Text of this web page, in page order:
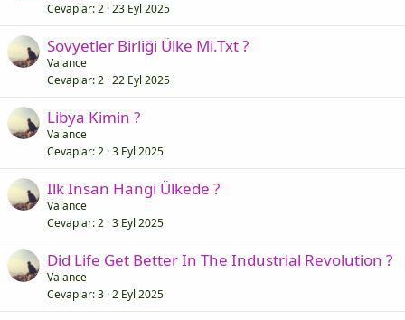
Cevaplar 2 23 Eyl 2025
Sovyetler Birliği Ülke Mi.Txt ?
Valance
Cevaplar 2 22 Eyl 2025
Libya Kimin ?
Valance
Cevaplar 2 3 Eyl 2025
Ilk Insan Hangi Ülkede ?
Valance
Cevaplar 2 3 Eyl 2025
Did Life Get Better In The Industrial Revolution ?
Valance
Cevaplar 3 2 Eyl 2025